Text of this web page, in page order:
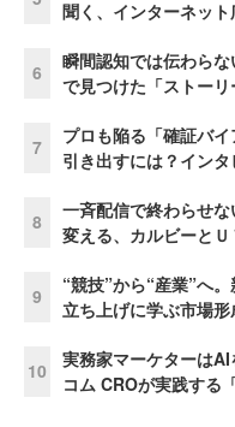
聞く、インターネッ
6
瞬間認知では伝わら
で見つけた「ストーリ
7
プロも陥る「確証バ
引き出すには？イン
8
一斉配信で終わらせ
変える、カルビーと
9
“競技”から“産業”へ
立ち上げに学ぶ市場
10
実務家マーケターは
コム CROが実践する